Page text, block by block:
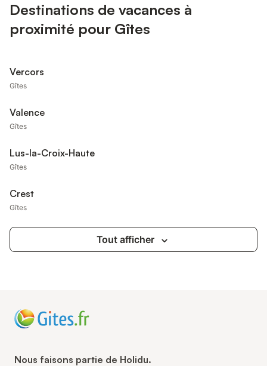
Destinations de vacances à
proximité pour Gîtes
Vercors
Gîtes
Valence
Gîtes
Lus-la-Croix-Haute
Gîtes
Crest
Gîtes
Tout afficher
Nous faisons partie de Holidu.